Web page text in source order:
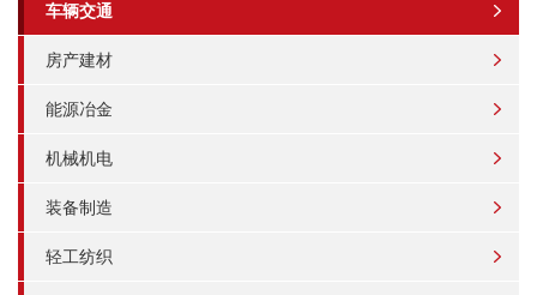
车辆交通
房产建材
能源冶金
机械机电
装备制造
轻工纺织